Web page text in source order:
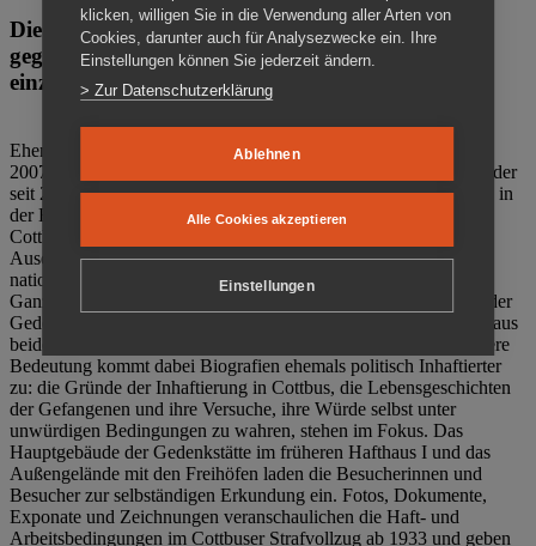
Die Gedenkstätte Zuchthaus Cottbus ist ein Ort
gegen das Vergessen. Anschaulich, nah und
einzigartig.
Ehemalige politische Häftlinge der DDR gründeten im Oktober
2007 den Verein Menschenrechtszentrum Cottbus e. V. (MRZ), der
seit 2011 Eigentümer des ehemaligen Gefängnisses (1860-2002) in
der Bautzener Straße und Träger der Gedenkstätte Zuchthaus
Cottbus ist. Im Zentrum der Arbeit der Gedenkstätte steht die
Auseinandersetzung mit politischem Unrecht während der
nationalsozialistischen Terrorherrschaft und der SED-Diktatur.
Ganzjährig zeigen mehrere Dauer- und Sonderausstellungen in der
Gedenkstätte Zuchthaus Cottbus Beispiele politischen Unrechts aus
beiden deutschen Diktaturen des 20. Jahrhunderts. Eine besondere
Bedeutung kommt dabei Biografien ehemals politisch Inhaftierter
zu: die Gründe der Inhaftierung in Cottbus, die Lebensgeschichten
der Gefangenen und ihre Versuche, ihre Würde selbst unter
unwürdigen Bedingungen zu wahren, stehen im Fokus. Das
Hauptgebäude der Gedenkstätte im früheren Hafthaus I und das
Außengelände mit den Freihöfen laden die Besucherinnen und
Besucher zur selbständigen Erkundung ein. Fotos, Dokumente,
Exponate und Zeichnungen veranschaulichen die Haft- und
Arbeitsbedingungen im Cottbuser Strafvollzug ab 1933 und geben
klicken, willigen Sie in die Verwendung aller Arten von
Cookies, darunter auch für Analysezwecke ein. Ihre
Einstellungen können Sie jederzeit ändern.
> Zur Datenschutzerklärung
Ablehnen
Alle Cookies akzeptieren
Einstellungen